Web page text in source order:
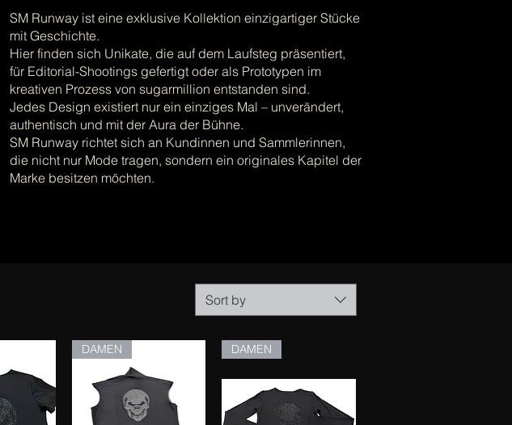
SM Runway ist eine exklusive Kollektion einzigartiger Stücke
mit Geschichte.
Hier finden sich Unikate, die auf dem Laufsteg präsentiert,
für Editorial-Shootings gefertigt oder als Prototypen im
kreativen Prozess von sugarmillion entstanden sind.
Jedes Design existiert nur ein einziges Mal – unverändert,
authentisch und mit der Aura der Bühne.
SM Runway richtet sich an Kundinnen und Sammlerinnen,
die nicht nur Mode tragen, sondern ein originales Kapitel der
Marke besitzen möchten.
Sort by
DAMEN DAMEN